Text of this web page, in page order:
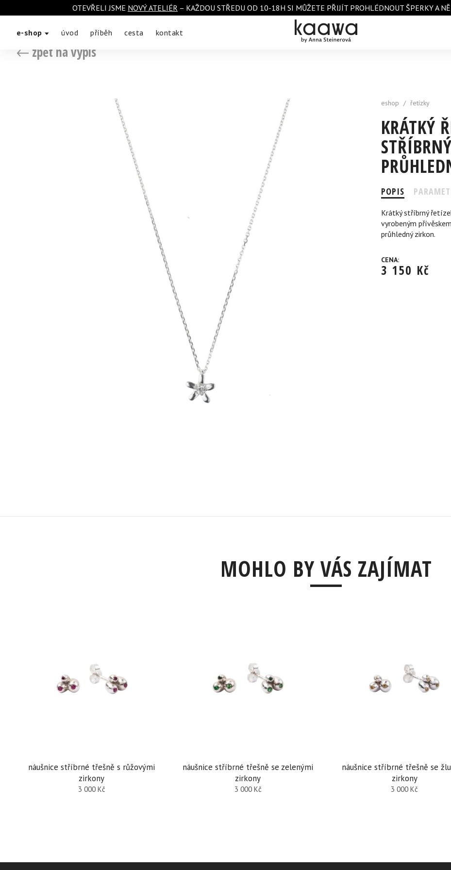
OTEVŘELI JSME NOVÝ ATELIÉR – KAŽDOU STŘEDU OD 10-18H SI MŮŽETE PŘIJÍT PROHLÉDNOUT ŠPERKY A
e-shop úvod příběh cesta kontakt
zpět na výpis
eshop / řetízky
KRÁTKÝ
POPIS
Krátký stříbrný
vyrobeným
průhledný zirkon.
CENA:
3 150 Kč
MOHLO BY VÁS ZAJÍMAT
náušnice stříbrné třešně s růžovými
zirkony
3 000 Kč
náušnice stříbrné třešně se zelenými
zirkony
3 000 Kč
náušnice stříbrné třešně se
zirkony
3 000Kč